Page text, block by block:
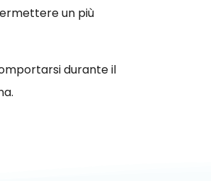
un più
durante il